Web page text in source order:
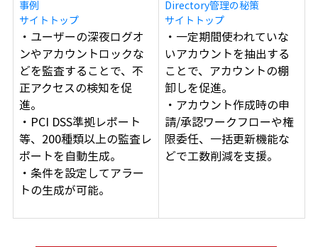
事例
サイトトップ
・ユーザーの深夜ログオ
ンやアカウントロックな
どを監査することで、不
正アクセスの検知を促
進。
・PCI DSS準拠レポート
等、200種類以上の監査レ
ポートを自動生成。
・条件を設定してアラー
トの生成が可能。
Directory管理の秘策
サイトトップ
・一定期間使われていな
いアカウントを抽出する
ことで、アカウントの棚
卸しを促進。
・アカウント作成時の申
請/承認ワークフローや権
限委任、一括更新機能な
どで工数削減を支援。